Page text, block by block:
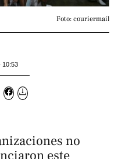
Foto: couriermail
10:53
no
este